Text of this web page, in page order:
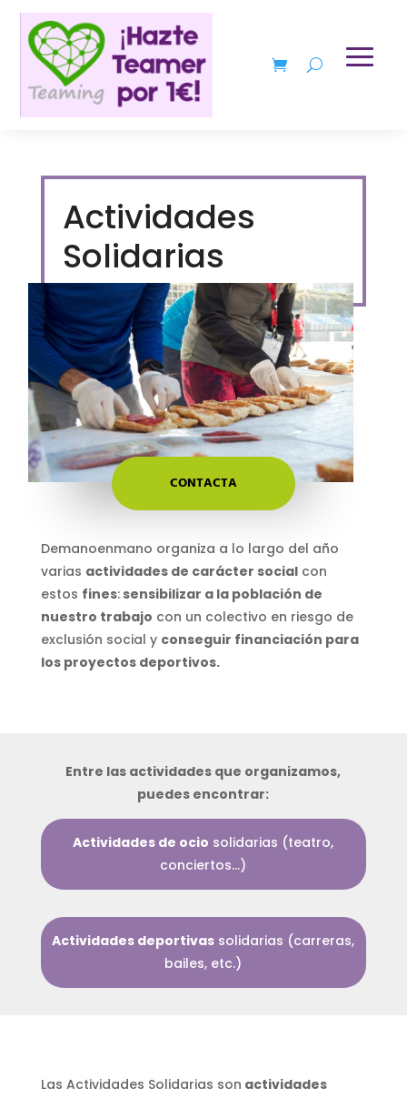
Actividades
Solidarias
CONTACTA
Demanoenmano organiza a lo largo del año
varias actividades de carácter socialcon
estos fines:sensibilizar a la población de
nuestro trabajo con un colectivo en riesgo de
exclusión social y conseguir financiación para
los proyectos deportivos.
Entre las actividades que organizamos,
puedes encontrar:
Actividades de ocio solidarias (teatro,
conciertos…)
Actividades deportivas solidarias (carreras,
bailes, etc.)
Las Actividades Solidarias son actividades